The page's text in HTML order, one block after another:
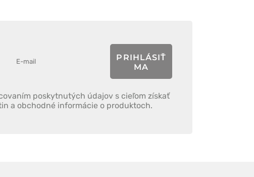
PRIHLÁSIŤ
MA
poskytnutých údajov s cieľom získať
a obchodné informácie o produktoch.